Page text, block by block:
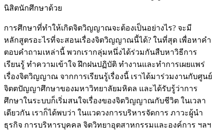
นิสิตนักศึกษาด้วย
การศึกษาที่ทําให้เกิดจิตวิญญาณจะต้องเป็นอย่างไร? จะมี
หลักสูตรอะไรที่จะสอนเรื่องจิตวิญญาณนี้ได้? ในที่สุด เพื่อหาคํา
ตอบคําถามเหล่านี้ พวกเรากลุ่มหนึ่งได้ร่วมกันสืบหาวิธีการ
เรียนรู้ ทําความเข้าใจ ฝึกฝนปฏิบัติ ทํางานและทําการเผยแพร่
เรื่องจิตวิญญาณ จากการเรียนรู้เรื่องนี้ เราได้มาร่วมงานกับศูนย์
จิตตปัญญาศึกษาของมหาวิทยาลัยมหิดล และได้รับรู้ว่าการ
ศึกษาในระบบก็เริ่มสนใจเรื่องของจิตวิญญาณกับชีวิต ในเวลา
เดียวกัน เราก็ได้พบว่า ในแวดวงการบริหารจัดการ ภาวะผู้นํา
ธุรกิจ การบริหารบุคคล จิตวิทยาอุตสาหกรรมและองค์การ ฯลฯ